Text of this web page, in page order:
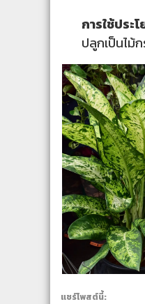
การใช้ประ
ปลูกเป็นไม้
แชร์โพสต์นี้: